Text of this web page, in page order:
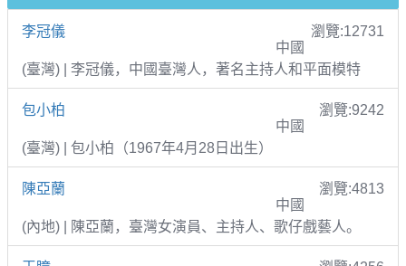
李冠儀
瀏覽:12731
中國
(臺灣) | 李冠儀，中國臺灣人，著名主持人和平面模特
包小柏
瀏覽:9242
中國
(臺灣) | 包小柏（1967年4月28日出生）
陳亞蘭
瀏覽:4813
中國
(內地) | 陳亞蘭，臺灣女演員、主持人、歌仔戲藝人。